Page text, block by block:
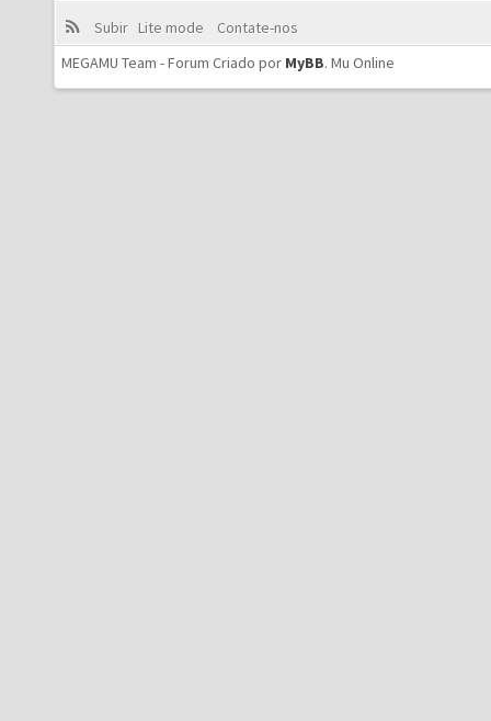
Subir Lite mode
Contate-nos
MEGAMU Team - Forum Criado por MyBB. Mu Online